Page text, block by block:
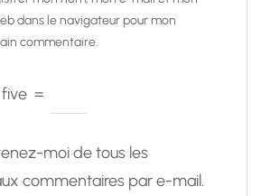
dans le navigateur pour mon
commentaire.
five =
moi de tous les
commentaires par e-mail.